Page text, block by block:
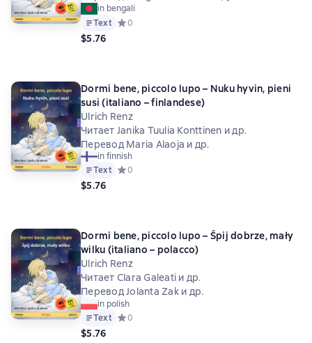
in bengali
Text Средний рейтинг 0 на основе 0 оценок
0
$5.76
Dormi bene, piccolo lupo – Nuku hyvin, pieni
susi (italiano – finlandese)
Ulrich Renz
Читает Janika Tuulia Konttinen и др.
Перевод Maria Alaoja и др.
in finnish
Text Средний рейтинг 0 на основе 0 оценок
0
$5.76
Dormi bene, piccolo lupo – Śpij dobrze, mały
wilku (italiano – polacco)
Ulrich Renz
Читает Clara Galeati и др.
Перевод Jolanta Zak и др.
in polish
Text Средний рейтинг 0 на основе 0 оценок
0
$5.76